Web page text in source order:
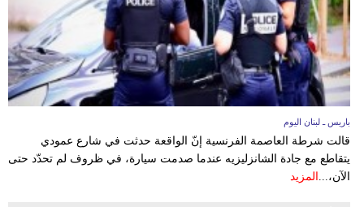
باريس ـ لبنان اليوم
قالت شرطة العاصمة الفرنسية إنّ الواقعة حدثت في شارع عمودي
يتقاطع مع جادة الشانزليزيه عندما صدمت سيارة، في ظروف لم تحدّد حتى
الآن،... المزيد